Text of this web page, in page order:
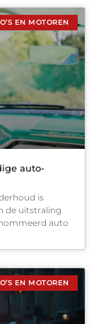
EN MOTOREN
auto-
is
de uitstraling
auto
EN MOTOREN